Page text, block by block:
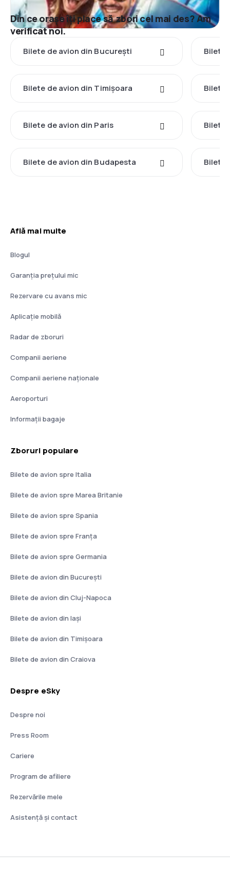
Din ce orașe îți place să zbori cel mai des? Am
verificat noi.
Bilete de avion din București Bilete
Bilete de avion din Timișoara Bilete
Bilete de avion din Paris Bilete
Bilete de avion din Budapesta Bilete
Află mai multe
Blogul
Garanția prețului mic
Rezervare cu avans mic
Aplicație mobilă
Radar de zboruri
Companii aeriene
Companii aeriene naţionale
Aeroporturi
Informații bagaje
Zboruri populare
Bilete de avion spre Italia
Bilete de avion spre Marea Britanie
Bilete de avion spre Spania
Bilete de avion spre Franţa
Bilete de avion spre Germania
Bilete de avion din București
Bilete de avion din Cluj-Napoca
Bilete de avion din Iași
Bilete de avion din Timișoara
Bilete de avion din Craiova
Despre eSky
Despre noi
Press Room
Cariere
Program de afiliere
Rezervările mele
Asistenţă şi contact